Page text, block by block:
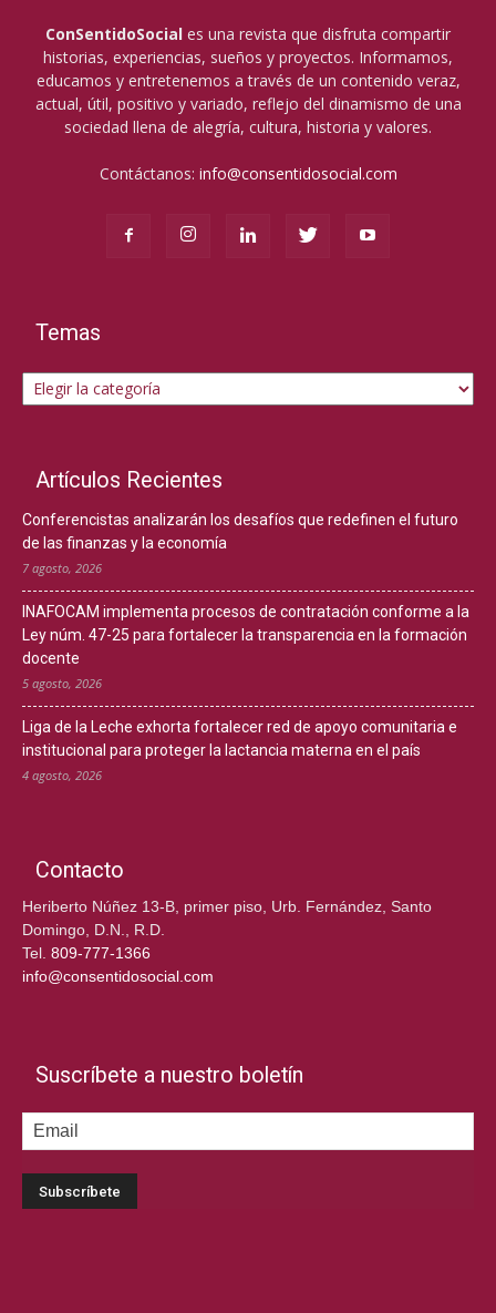
ConSentidoSocial es una revista que disfruta compartir
historias, experiencias, sueños y proyectos. Informamos,
educamos y entretenemos a través de un contenido veraz,
actual, útil, positivo y variado, reflejo del dinamismo de una
sociedad llena de alegría, cultura, historia y valores.
Contáctanos: info@consentidosocial.com
Temas
Temas
Artículos Recientes
Conferencistas analizarán los desafíos que redefinen el futuro
de las finanzas y la economía
7 agosto, 2026
INAFOCAM implementa procesos de contratación conforme a la
Ley núm. 47-25 para fortalecer la transparencia en la formación
docente
5 agosto, 2026
Liga de la Leche exhorta fortalecer red de apoyo comunitaria e
institucional para proteger la lactancia materna en el país
4 agosto, 2026
Contacto
Heriberto Núñez 13-B, primer piso, Urb. Fernández, Santo
Domingo, D.N., R.D.
Tel. 809-777-1366
info@consentidosocial.com
Suscríbete a nuestro boletín